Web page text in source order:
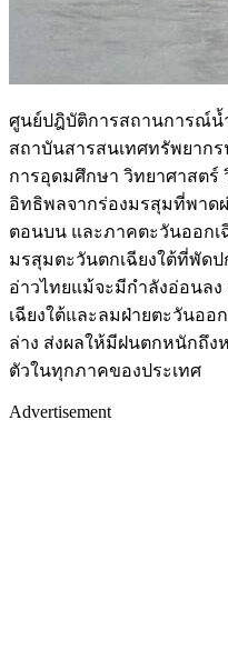
ศูนย์ปฎิบัติการสถานการณ์น้
สถาบันสารสนเทศทรัพยาก
การอุดมศึกษา วิทยาศาสตร์
อิทธิพลจากร่องมรสุมที่พาด
ตอนบน และภาคตะวันออกเ
มรสุมตะวันตกเฉียงใต้ที่พัด
อ่าวไทยแม้จะมีกำลังอ่อนล
เฉียงใต้และลมฝ่ายตะวันอ
ล่าง ส่งผลให้มีฝนตกหนักถึง
ตัวในทุกภาคของประเทศ
Advertisement